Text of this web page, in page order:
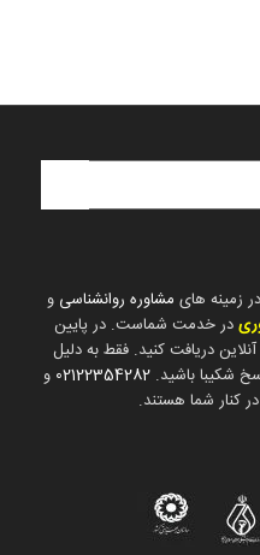
مشاوره روانشناسی و
در خدمت شماست. در پایین
دریافت کنید. فقط به دلیل
شکیبا باشید. 02122354282 و
کنار شما هستند.